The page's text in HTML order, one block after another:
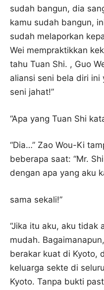
sudah bangun, dia
kamu sudah bangun,
sudah melaporkan
Wei mempraktikkan
tahu Tuan Shi. , Guo
aliansi seni bela diri ini
seni jahat!”
“Apa yang Tuan Shi
“Dia…” Zao Wou-Ki
beberapa saat: “Mr.
dengan apa yang aku
sama sekali!”
“Jika itu aku, aku tidak
mudah.
berakar kuat di Kyoto,
keluarga sekte di
Kyoto. Tanpa bukti